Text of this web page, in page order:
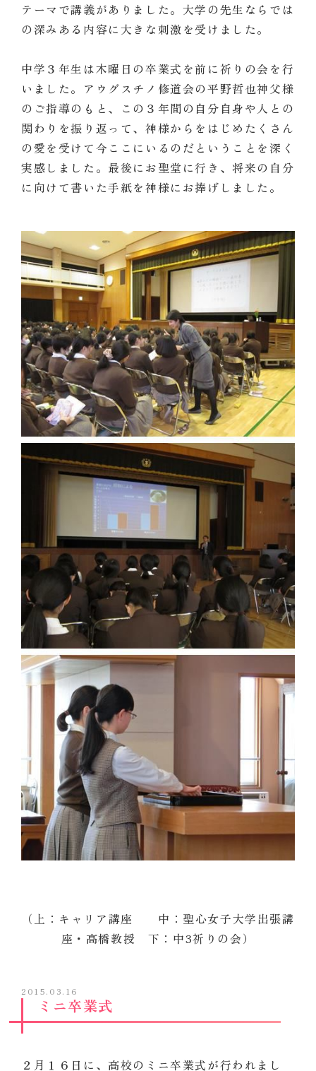
テーマで講義がありました。大学の先生ならでは
の深みある内容に大きな刺激を受けました。
中学３年生は木曜日の卒業式を前に祈りの会を行
いました。アウグスチノ修道会の平野哲也神父様
のご指導のもと、この３年間の自分自身や人との
関わりを振り返って、神様からをはじめたくさん
の愛を受けて今ここにいるのだということを深く
実感しました。最後にお聖堂に行き、将来の自分
に向けて書いた手紙を神様にお捧げしました。
（上：キャリア講座 中：聖心女子大学出張講
座・高橋教授 下：中3祈りの会）
2015.03.16
ミニ卒業式
２月１６日に、高校のミニ卒業式が行われまし